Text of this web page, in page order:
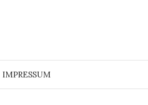
IMPRESSUM